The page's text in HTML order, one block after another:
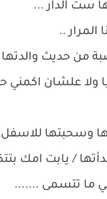
ست الدار ...
المرار ..
من حديث والدتها /
ولا علشان
وسحبتها
/ يابت امك
ما تتسمى .......